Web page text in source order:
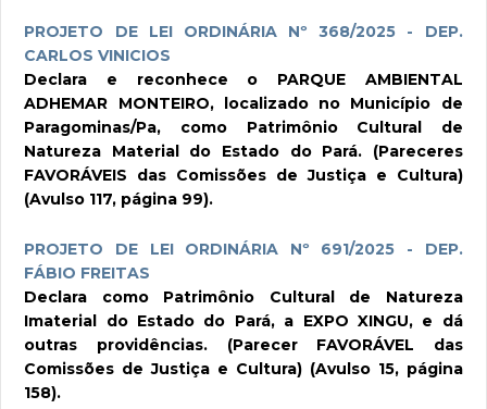
PROJETO DE LEI ORDINÁRIA Nº 368/2025 - DEP.
CARLOS VINICIOS
Declara e reconhece o PARQUE AMBIENTAL
ADHEMAR MONTEIRO, localizado no Município de
Paragominas/Pa, como Patrimônio Cultural de
Natureza Material do Estado do Pará. (Pareceres
FAVORÁVEIS das Comissões de Justiça e Cultura)
(Avulso 117, página 99).
PROJETO DE LEI ORDINÁRIA Nº 691/2025 - DEP.
FÁBIO FREITAS
Declara como Patrimônio Cultural de Natureza
Imaterial do Estado do Pará, a EXPO XINGU, e dá
outras providências. (Parecer FAVORÁVEL das
Comissões de Justiça e Cultura) (Avulso 15, página
158).